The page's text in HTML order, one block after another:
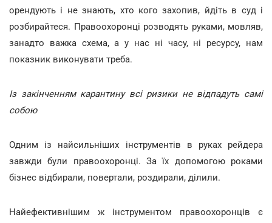
орендують і не знають, хто кого захопив, йдіть в суд і
розбирайтеся. Правоохоронці розводять руками, мовляв,
занадто важка схема, а у нас ні часу, ні ресурсу, нам
показник виконувати треба.
Із закінченням карантину всі ризики не відпадуть самі
собою
Одним із найсильніших інструментів в руках рейдера
завжди були правоохоронці. За їх допомогою роками
бізнес відбирали, повертали, роздирали, ділили.
Найефективнішим ж інструментом правоохоронців є